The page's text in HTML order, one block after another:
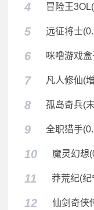
4 冒险王
5 远征将士
6 咪噜游戏
7 凡人修仙(
8 孤岛奇兵(
9 全职猎手
10 魔灵幻想
11
12 仙剑奇侠